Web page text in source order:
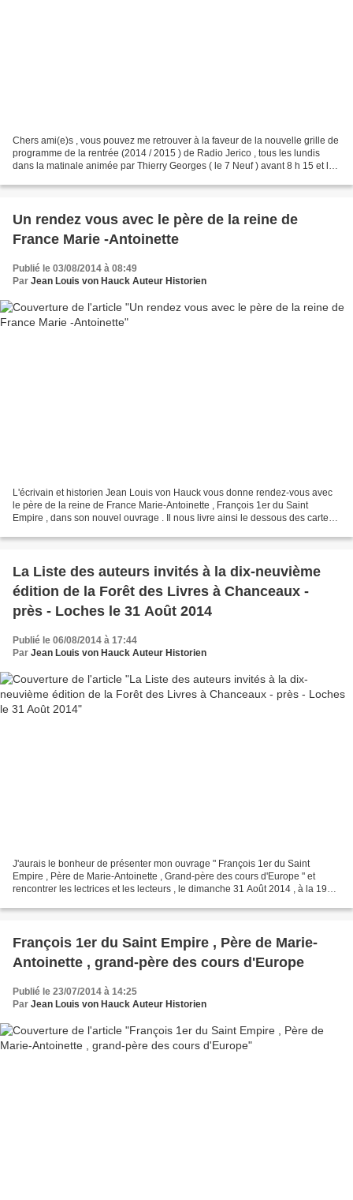
Chers ami(e)s , vous pouvez me retrouver à la faveur de la nouvelle grille de
programme de la rentrée (2014 / 2015 ) de Radio Jerico , tous les lundis
dans la matinale animée par Thierry Georges ( le 7 Neuf ) avant 8 h 15 et le
Un rendez vous avec le père de la reine de
France Marie -Antoinette
Publié le 03/08/2014 à 08:49
Par Jean Louis von Hauck Auteur Historien
L'écrivain et historien Jean Louis von Hauck vous donne rendez-vous avec
le père de la reine de France Marie-Antoinette , François 1er du Saint
Empire , dans son nouvel ouvrage . Il nous livre ainsi le dessous des cartes ,
La Liste des auteurs invités à la dix-neuvième
édition de la Forêt des Livres à Chanceaux -
près - Loches le 31 Août 2014
Publié le 06/08/2014 à 17:44
Par Jean Louis von Hauck Auteur Historien
J'aurais le bonheur de présenter mon ouvrage " François 1er du Saint
Empire , Père de Marie-Antoinette , Grand-père des cours d'Europe " et
rencontrer les lectrices et les lecteurs , le dimanche 31 Août 2014 , à la 19e
François 1er du Saint Empire , Père de Marie-
Antoinette , grand-père des cours d'Europe
Publié le 23/07/2014 à 14:25
Par Jean Louis von Hauck Auteur Historien